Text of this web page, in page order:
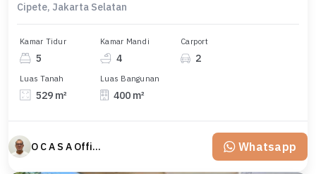
Cipete, Jakarta Selatan
Kamar Tidur
5
Kamar Mandi
4
Carport
2
Luas Tanah
529 m²
Luas Bangunan
400 m²
O C A S A Official property perfected Whatsapp